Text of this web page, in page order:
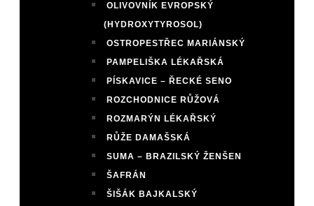
OLIVOVNÍK EVROPSKÝ
(HYDROXYTYROSOL)
OSTROPESTŘEC MARIÁNSKÝ
PAMPELIŠKA LÉKAŘSKÁ
PÍSKAVICE – ŘECKÉ SENO
ROZCHODNICE RŮŽOVÁ
ROZMARÝN LÉKAŘSKÝ
RŮŽE DAMAŠSKÁ
SUMA – BRAZILSKÝ ŽENŠEN
ŠAFRÁN
ŠIŠÁK BAJKALSKÝ